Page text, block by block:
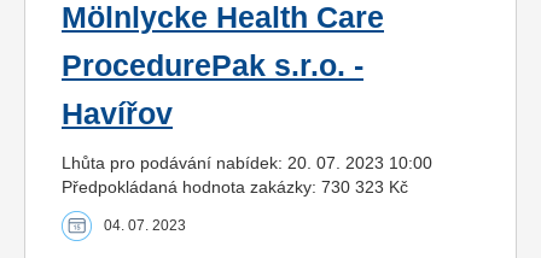
Mölnlycke Health Care
ProcedurePak s.r.o. -
Havířov
Lhůta pro podávání nabídek: 20. 07. 2023 10:00
Předpokládaná hodnota zakázky: 730 323 Kč
04. 07. 2023